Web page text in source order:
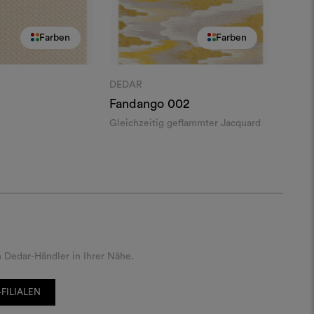
Farben Farben
DEDAR
Fandango 002
Gleichzeitig geflammter Jacquard
Händler in Ihrer Nähe.